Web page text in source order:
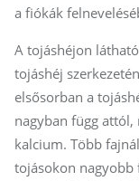
a fiókák
A tojáshéjon
tojáshéj
elsősorban a
nagyban függ
kalcium. Több
tojásokon nagyobb